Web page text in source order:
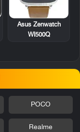
Asus Zenwatch
WI500Q
POCO
Realme